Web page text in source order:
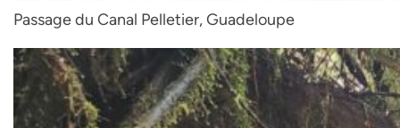
Passage du Canal Pelletier, Guadeloupe